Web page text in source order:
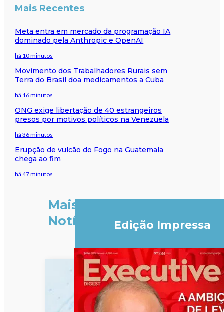
Mais Recentes
Meta entra em mercado da programação IA
dominado pela Anthropic e OpenAI
há 10 minutos
Movimento dos Trabalhadores Rurais sem
Terra do Brasil doa medicamentos a Cuba
há 16 minutos
ONG exige libertação de 40 estrangeiros
presos por motivos políticos na Venezuela
há 36 minutos
Erupção de vulcão do Fogo na Guatemala
chega ao fim
há 47 minutos
Mais
Notícias
Edição Impressa